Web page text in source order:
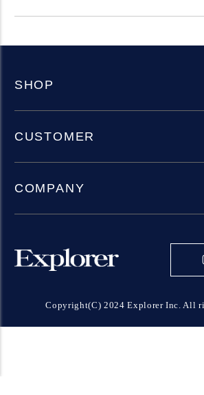
SHOP
CUSTOMER
COMPANY
Copyright(C) 2024 Explorer Inc. All